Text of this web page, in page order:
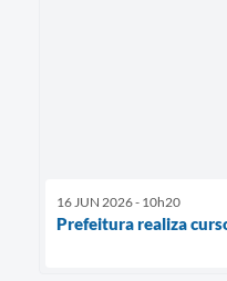
16 JUN 2026 - 10h20
Prefeitura realiza